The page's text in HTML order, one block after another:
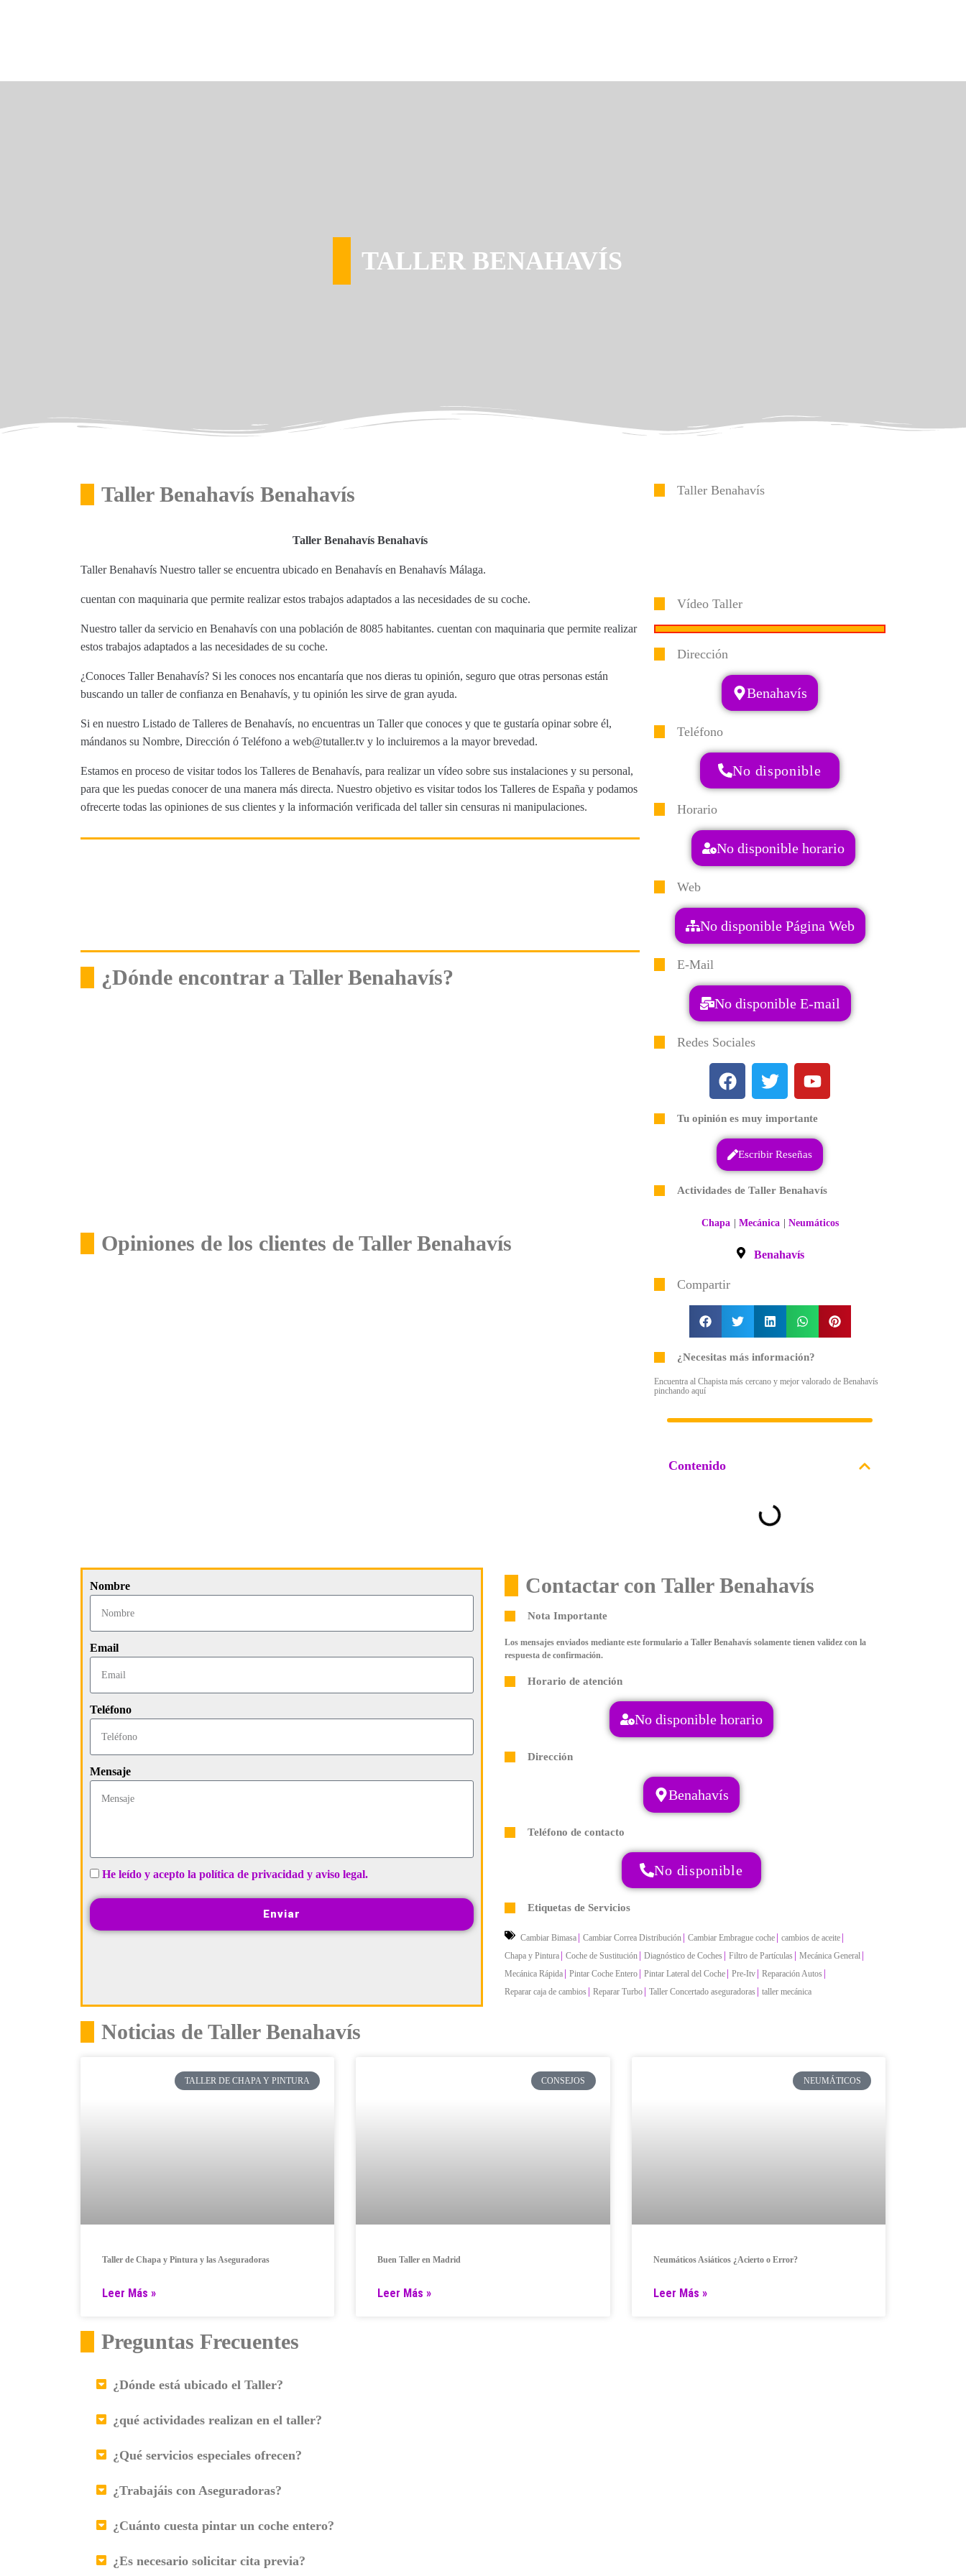
TALLER BENAHAVÍS
Taller Benahavís Benahavís
Taller Benahavís Benahavís
Taller Benahavís Nuestro taller se encuentra ubicado en Benahavís en Benahavís Málaga.
cuentan con maquinaria que permite realizar estos trabajos adaptados a las necesidades de su coche.
Nuestro taller da servicio en Benahavís con una población de 8085 habitantes. cuentan con maquinaria que permite realizar
estos trabajos adaptados a las necesidades de su coche.
¿Conoces Taller Benahavís? Si les conoces nos encantaría que nos dieras tu opinión, seguro que otras personas están
buscando un taller de confianza en Benahavís, y tu opinión les sirve de gran ayuda.
Si en nuestro Listado de Talleres de Benahavís, no encuentras un Taller que conoces y que te gustaría opinar sobre él,
mándanos su Nombre, Dirección ó Teléfono a web@tutaller.tv y lo incluiremos a la mayor brevedad.
Estamos en proceso de visitar todos los Talleres de Benahavís, para realizar un vídeo sobre sus instalaciones y su personal,
para que les puedas conocer de una manera más directa. Nuestro objetivo es visitar todos los Talleres de España y podamos
ofrecerte todas las opiniones de sus clientes y la información verificada del taller sin censuras ni manipulaciones.
¿Dónde encontrar a Taller Benahavís?
Opiniones de los clientes de Taller Benahavís
Taller Benahavís
Vídeo Taller
Dirección
Benahavís
Teléfono
No disponible
Horario
No disponible horario
Web
No disponible Página Web
E-Mail
No disponible E-mail
Redes Sociales
Tu opinión es muy importante
Escribir Reseñas
Actividades de Taller Benahavís
Chapa | Mecánica | Neumáticos
Benahavís
Compartir
¿Necesitas más información?
Encuentra al Chapista más cercano y mejor valorado de Benahavís
pinchando aquí
Contenido
Nombre
Email
Teléfono
Mensaje
He leído y acepto la política de privacidad y aviso legal.
Enviar
Contactar con Taller Benahavís
Nota Importante
Los mensajes enviados mediante este formulario a Taller Benahavís solamente tienen validez con la
respuesta de confirmación.
Horario de atención
No disponible horario
Dirección
Benahavís
Teléfono de contacto
No disponible
Etiquetas de Servicios
Cambiar Bimasa Cambiar Correa Distribución Cambiar Embrague coche cambios de aceite
Chapa y Pintura Coche de Sustitución Diagnóstico de Coches Filtro de Partículas Mecánica General
Mecánica Rápida Pintar Coche Entero Pintar Lateral del Coche Pre-Itv Reparación Autos
Reparar caja de cambios Reparar Turbo Taller Concertado aseguradoras taller mecánica
Noticias de Taller Benahavís
TALLER DE CHAPA Y PINTURA
Taller de Chapa y Pintura y las Aseguradoras
Leer Más »
CONSEJOS
Buen Taller en Madrid
Leer Más »
NEUMÁTICOS
Neumáticos Asiáticos ¿Acierto o Error?
Leer Más »
Preguntas Frecuentes
¿Dónde está ubicado el Taller?
¿qué actividades realizan en el taller?
¿Qué servicios especiales ofrecen?
¿Trabajáis con Aseguradoras?
¿Cuánto cuesta pintar un coche entero?
¿Es necesario solicitar cita previa?